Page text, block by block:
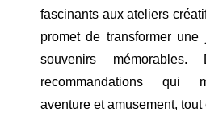
fascinants aux ateliers
promet de transformer
souvenirs mémorables.
recommandations qui
aventure et amusement, tout